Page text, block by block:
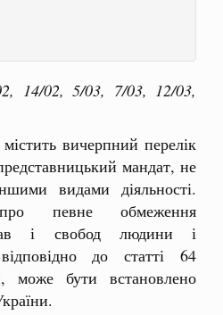
02, 5/03, 7/03, 12/03,
вичерпний перелік
мандат, не
видами діяльності.
певне обмеження
і свобод людини і
до статті 64
може бути встановлено